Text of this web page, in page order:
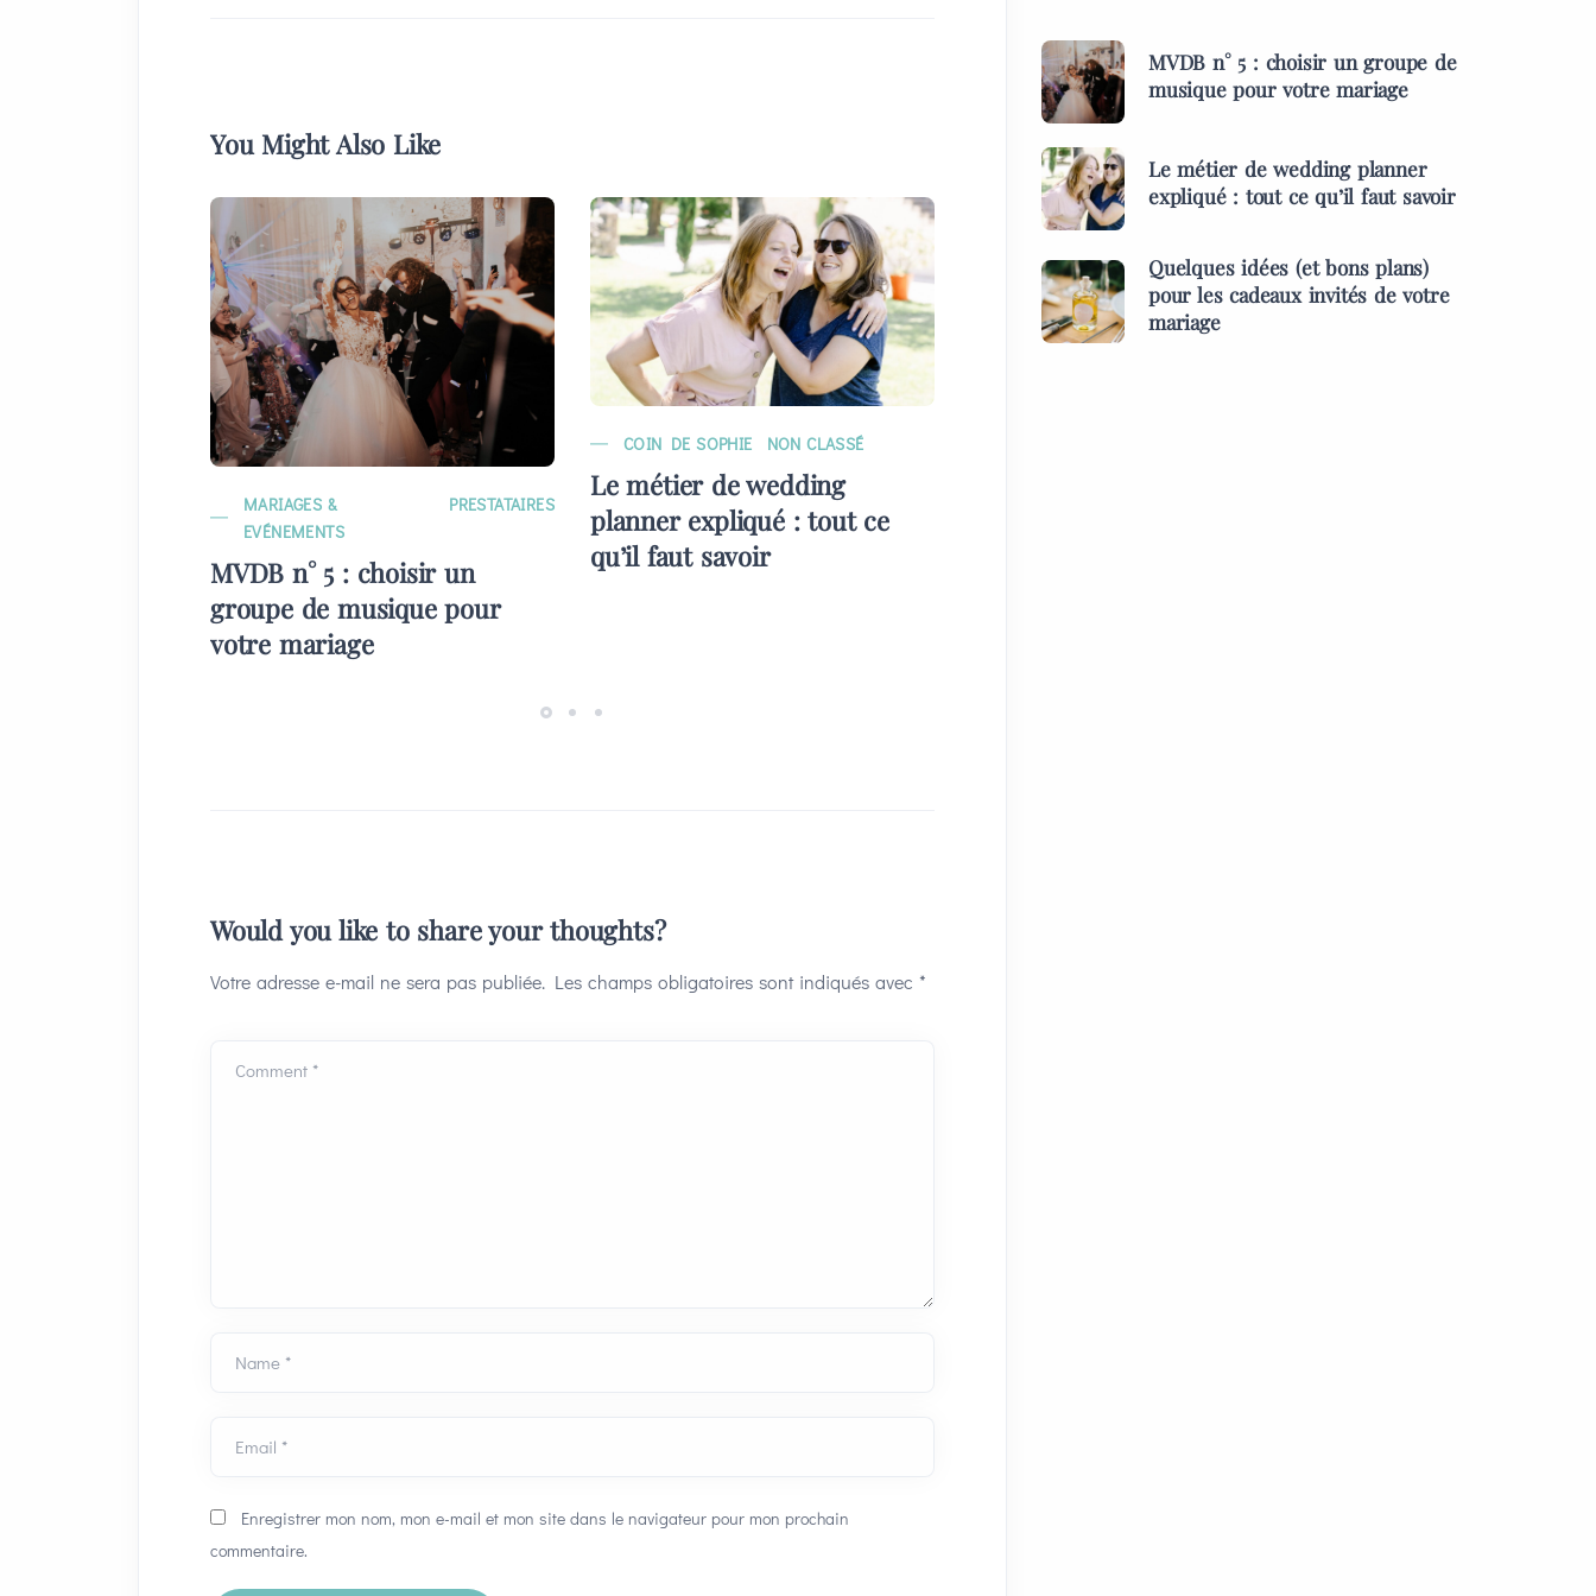
You Might Also Like
MARIAGES &
EVÉNEMENTS
PRESTATAIRES
MVDB n° 5 : choisir un
groupe de musique pour
votre mariage
COIN DE SOPHIE NON CLASSÉ
Le métier de wedding
planner expliqué : tout ce
qu’il faut savoir
Would you like to share your thoughts?
Votre adresse e-mail ne sera pas publiée. Les champs obligatoires sont indiqués avec *
Comment *
Name *
Email *
Enregistrer mon nom, mon e-mail et mon site dans le navigateur pour mon prochain
commentaire.
MVDB n° 5 : choisir un groupe de
musique pour votre mariage
Le métier de wedding planner
expliqué : tout ce qu’il faut savoir
Quelques idées (et bons plans)
pour les cadeaux invités de votre
mariage